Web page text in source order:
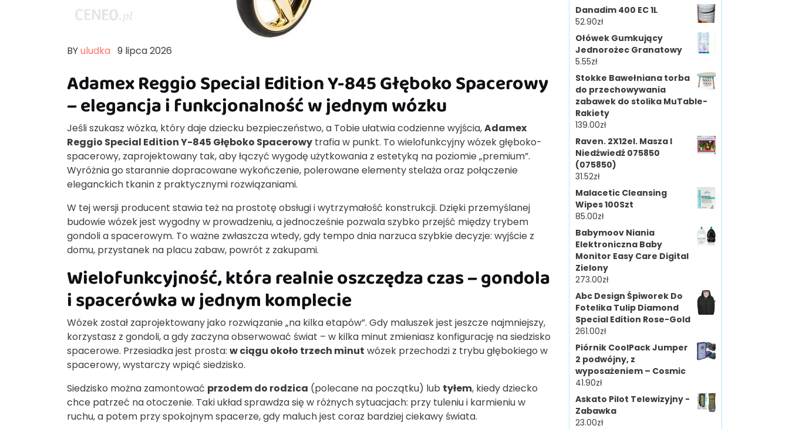
BYuludka 9 lipca 2026
Adamex Reggio Special Edition Y-845 Głęboko Spacerowy
– elegancja i funkcjonalność w jednym wózku
Jeśli szukasz wózka, który daje dziecku bezpieczeństwo, a Tobie ułatwia codzienne wyjścia,Adamex
Reggio Special Edition Y-845 Głęboko Spacerowy trafia w punkt. To wielofunkcyjny wózek głęboko-
spacerowy, zaprojektowany tak, aby łączyć wygodę użytkowania z estetyką na poziomie „premium”.
Wyróżnia go starannie dopracowane wykończenie, polerowane elementy stelaża oraz połączenie
eleganckich tkanin z praktycznymi rozwiązaniami.
W tej wersji producent stawia też na prostotę obsługi i wytrzymałość konstrukcji. Dzięki przemyślanej
budowie wózek jest wygodny w prowadzeniu, a jednocześnie pozwala szybko przejść między trybem
gondoli a spacerowym. To ważne zwłaszcza wtedy, gdy tempo dnia narzuca szybkie decyzje: wyjście z
domu, przystanek na placu zabaw, powrót z zakupami.
Wielofunkcyjność, która realnie oszczędza czas – gondola
i spacerówka w jednym komplecie
Wózek został zaprojektowany jako rozwiązanie „na kilka etapów”. Gdy maluszek jest jeszcze najmniejszy,
korzystasz z gondoli, a gdy zaczyna obserwować świat – w kilka minut zmieniasz konfigurację na siedzisko
spacerowe. Przesiadka jest prosta: w ciągu około trzech minut wózek przechodzi z trybu głębokiego w
spacerowy, wystarczy wpiąć siedzisko.
Siedzisko można zamontować przodem do rodzica (polecane na początku) lub tyłem, kiedy dziecko
chce patrzeć na otoczenie. Taki układ sprawdza się w różnych sytuacjach: przy tuleniu i karmieniu w
ruchu, a potem przy spokojnym spacerze, gdy maluch jest coraz bardziej ciekawy świata.
Danadim 400 EC 1L
52.90zł
Ołówek Gumkujący
Jednorożec Granatowy
5.55zł
Stokke Bawełniana torba
do przechowywania
zabawek do stolika MuTable-
Rakiety
139.00zł
Raven. 2X12el. Masza I
Niedźwiedź 075850
(075850)
31.52zł
Malacetic Cleansing
Wipes 100Szt
85.00zł
Babymoov Niania
Elektroniczna Baby
Monitor Easy Care Digital
Zielony
273.00zł
Abc Design Śpiworek Do
Fotelika Tulip Diamond
Special Edition Rose-Gold
261.00zł
Piórnik CoolPack Jumper
2 podwójny, z
wyposażeniem – Cosmic
41.90zł
Askato Pilot Telewizyjny -
Zabawka
23.00zł